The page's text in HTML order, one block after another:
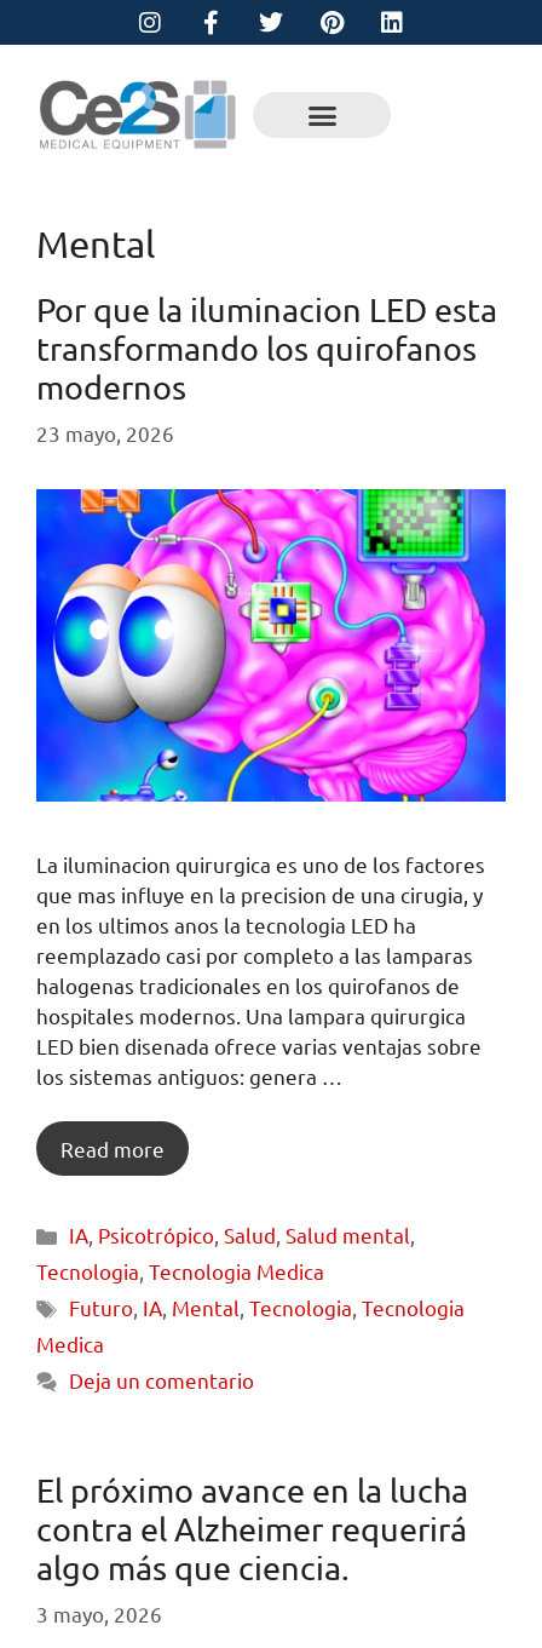
Mental
Por que la iluminacion LED esta
transformando los quirofanos
modernos
23 mayo, 2026
La iluminacion quirurgica es uno de los factores
que mas influye en la precision de una cirugia, y
en los ultimos anos la tecnologia LED ha
reemplazado casi por completo a las lamparas
halogenas tradicionales en los quirofanos de
hospitales modernos. Una lampara quirurgica
LED bien disenada ofrece varias ventajas sobre
los sistemas antiguos: genera …
Read more
IA, Psicotrópico,Salud,Salud mental,
Tecnologia, Tecnologia Medica
Futuro, IA, Mental,Tecnologia,Tecnologia
Medica
Deja un comentario
El próximo avance en la lucha
contra el Alzheimer requerirá
algo más que ciencia.
3 mayo, 2026